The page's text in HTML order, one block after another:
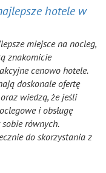
hotele w
miejsce na nocleg,
znakomicie
cenowo hotele.
doskonale ofertę
wiedzą, że jeśli
i obsługę
równych.
do skorzystania z